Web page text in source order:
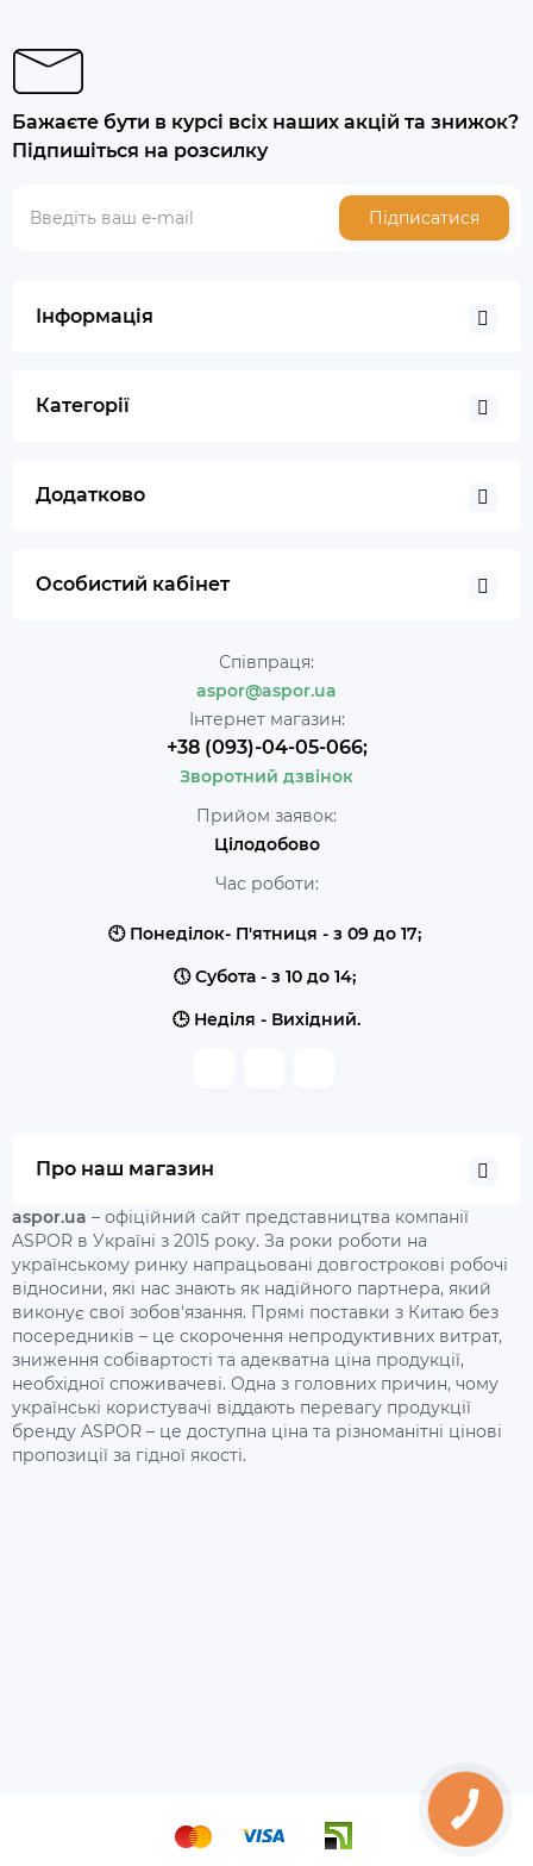
Бажаєте бути в курсі всіх наших акцій та знижок?
Підпишіться на розсилку
Підписатися
Інформація
Категорії
Додатково
Особистий кабінет
Співпраця:
aspor@aspor.ua
Інтернет магазин:
+38 (093)-04-05-066;
Зворотний дзвінок
Прийом заявок:
Цілодобово
Час роботи:
🕙 Понеділок- П'ятниця - з 09 до 17;
🕔 Субота - з 10 до 14;
🕒 Неділя - Вихідний.
Про наш магазин
aspor.ua – офіційний сайт представництва компанії
ASPOR в Україні з 2015 року. За роки роботи на
українському ринку напрацьовані довгострокові робочі
відносини, які нас знають як надійного партнера, який
виконує свої зобов'язання. Прямі поставки з Китаю без
посередників – це скорочення непродуктивних витрат,
зниження собівартості та адекватна ціна продукції,
необхідної споживачеві. Одна з головних причин, чому
українські користувачі віддають перевагу продукції
бренду ASPOR – це доступна ціна та різноманітні цінові
пропозиції за гідної якості.